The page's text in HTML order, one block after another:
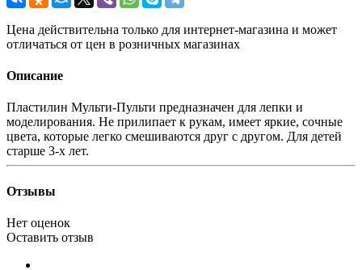
Цена действительна только для интернет-магазина и может
отличаться от цен в розничных магазинах
Описание
Пластилин Мульти-Пульти предназначен для лепки и
моделирования. Не прилипает к рукам, имеет яркие, сочные
цвета, которые легко смешиваются друг с другом. Для детей
старше 3-х лет.
Отзывы
Нет оценок
Оставить отзыв